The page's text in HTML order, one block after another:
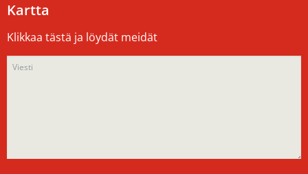
Kartta
Klikkaa tästä ja löydät meidät